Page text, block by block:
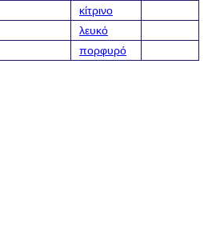
κίτρινο
λευκό
πορφυρό